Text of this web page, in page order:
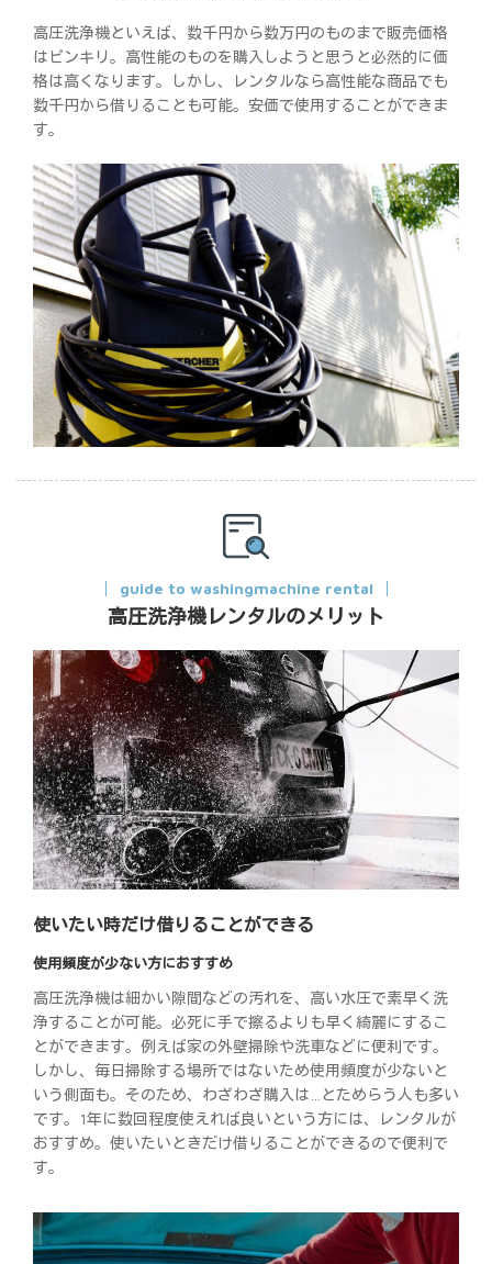
高圧洗浄機といえば、数千円から数万円のものまで販売価格
はピンキリ。高性能のものを購入しようと思うと必然的に価
格は高くなります。しかし、レンタルなら高性能な商品でも
数千円から借りることも可能。安価で使用することができま
す。
guide to washingmachine rental
高圧洗浄機レンタルのメリット
使いたい時だけ借りることができる
使用頻度が少ない方におすすめ
高圧洗浄機は細かい隙間などの汚れを、高い水圧で素早く洗
浄することが可能。必死に手で擦るよりも早く綺麗にするこ
とができます。例えば家の外壁掃除や洗車などに便利です。
しかし、毎日掃除する場所ではないため使用頻度が少ないと
いう側面も。そのため、わざわざ購入は…とためらう人も多い
です。1年に数回程度使えれば良いという方には、レンタルが
おすすめ。使いたいときだけ借りることができるので便利で
す。